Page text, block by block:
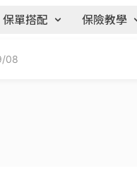
保單搭配 保險教學
08